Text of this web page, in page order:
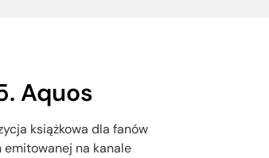
Aquos
książkowa dla fanów
na kanale